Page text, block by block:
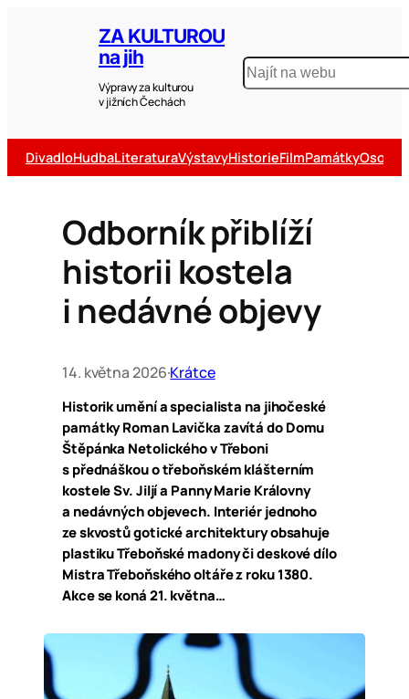
ZA KULTUROU
na jih
Výpravy za kulturou
v jižních Čechách
DivadloHudbaLiteraturaVýstavyHistorieFilmPamátky
Odborník přiblíží
historii kostela
i nedávné objevy
14. května 2026·Krátce
Historik umění a specialista na jihočeské
památky Roman Lavička zavítá do Domu
Štěpánka Netolického v Třeboni
s přednáškou o třeboňském klášterním
kostele Sv. Jiljí a Panny Marie Královny
a nedávných objevech. Interiér jednoho
ze skvostů gotické architektury obsahuje
plastiku Třeboňské madony či deskové dílo
Mistra Třeboňského oltáře z roku 1380.
Akce se koná 21. května…